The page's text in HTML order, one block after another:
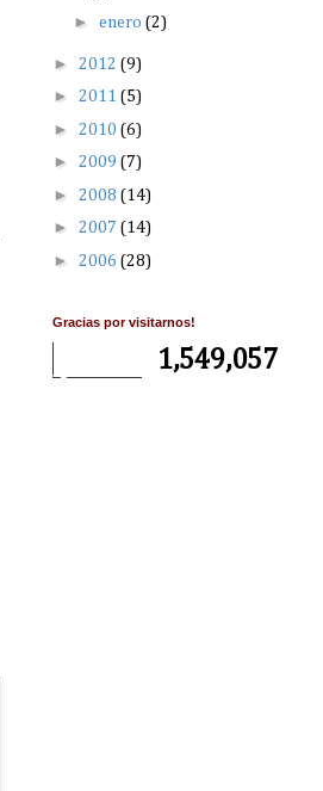
► enero (2)
► 2012 (9)
► 2011 (5)
► 2010 (6)
► 2009 (7)
► 2008 (14)
► 2007 (14)
► 2006 (28)
Gracias por visitarnos!
1,549,057